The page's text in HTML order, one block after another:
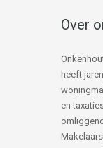
Over
heeft
en